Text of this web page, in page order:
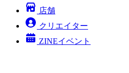
店舗
クリエイター
ZINEイベント